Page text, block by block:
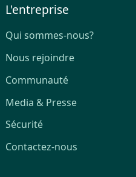
L'entreprise
Qui sommes-nous?
Nous rejoindre
Communauté
Media & Presse
Sécurité
Contactez-nous